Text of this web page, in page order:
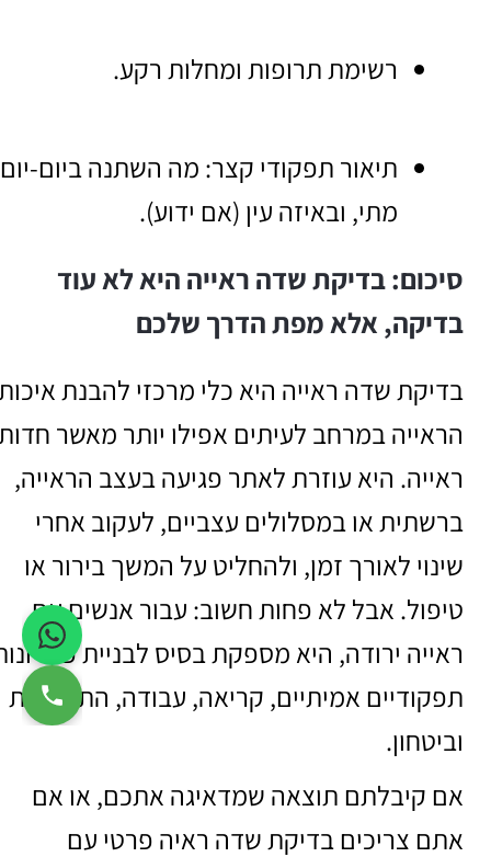
רשימת תרופות ומחלות רקע.
תיאור תפקודי קצר: מה השתנה ביום-
מתי, ובאיזה עין (אם ידוע).
סיכום: בדיקת שדה ראייה היא לא עוד
בדיקה, אלא מפת הדרך שלכם
בדיקת שדה ראייה היא כלי מרכזי להבנת
הראייה במרחב לעיתים אפילו יותר מאשר
ראייה. היא עוזרת לאתר פגיעה בעצב הראייה,
ברשתית או במסלולים עצביים, לעקוב אחרי
שינוי לאורך זמן, ולהחליט על המשך בירור או
טיפול. אבל לא פחות חשוב: עבור אנשים עם
ראייה ירודה, היא מספקת בסיס לבניית
תפקודיים אמיתיים, קריאה, עבודה, התמצאות
וביטחון.
אם קיבלתם תוצאה שמדאיגה אתכם, או אם
אתם צריכים בדיקת שדה ראיה פרטי עם